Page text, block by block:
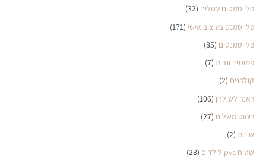
פלייסמטים עגולים (32)
פלייסמנט בעיצוב אישי (171)
פלייסמנטים (85)
פמוטים ונרות (7)
קולפנים (2)
ראנר לשולחן (106)
ריהוט משלים (27)
שונות (2)
שטיח pvc לילדים
(28)